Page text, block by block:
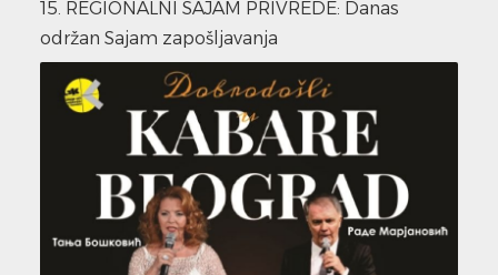
15. REGIONALNI SAJAM PRIVREDE: Danas
održan Sajam zapošljavanja